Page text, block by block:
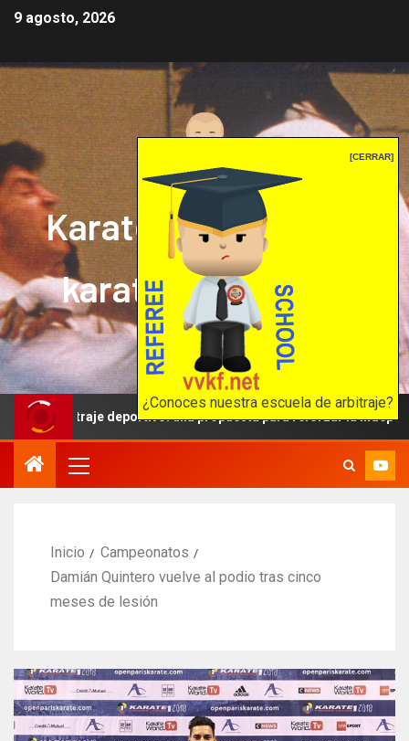
[CERRAR]
¿Conoces nuestra escuela de arbitraje?
9 agosto, 2026
Karate mrprepor: el
karate en internet
El karate en internet
deportivo: una propuesta para reforzar la independencia
Inicio
Campeonatos
Damián Quintero vuelve al podio tras cinco
meses de lesión